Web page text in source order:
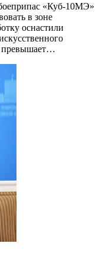
«Куб-10МЭ»
в зоне
оснастили
превышает…